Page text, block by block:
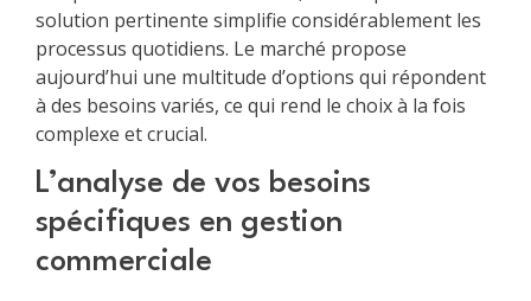
solution pertinente simplifie considérablement les
processus quotidiens. Le marché propose
aujourd’hui une multitude d’options qui répondent
à des besoins variés, ce qui rend le choix à la fois
complexe et crucial.
L’analyse de vos besoins
spécifiques en gestion
commerciale